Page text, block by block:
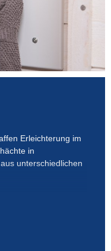
Erleichterung im
in
unterschiedlichen